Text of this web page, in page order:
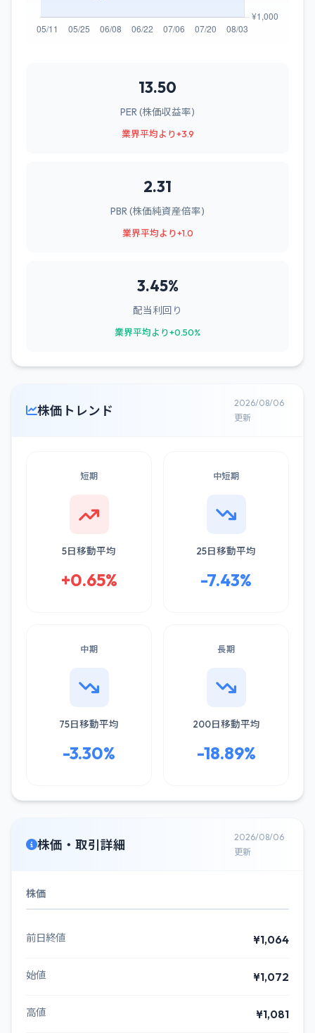
13.50
PER (株価収益率)
業界平均より+3.9
2.31
PBR (株価純資産倍率)
業界平均より+1.0
3.45%
配当利回り
業界平均より+0.50%
株価トレンド
2026/08/06
更新
短期
5日移動平均
+0.65%
中短期
25日移動平均
-7.43%
中期
75日移動平均
-3.30%
長期
200日移動平均
-18.89%
株価・取引詳細
2026/08/06
更新
株価
前日終値 ¥1,064
始値 ¥1,072
高値 ¥1,081